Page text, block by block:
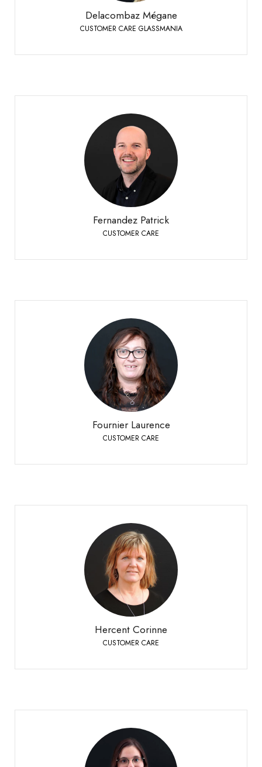
Delacombaz Mégane
CUSTOMER CARE GLASSMANIA
Fernandez Patrick
CUSTOMER CARE
Fernandez Patrick
CUSTOMER CARE
Bioley-Orjulaz
Téléphone:
+41 21 977 20 00
Fournier Laurence
CUSTOMER CARE
Fournier Laurence
CUSTOMER CARE
Sierre
Téléphone:
+41 27 451 25 25
Hercent Corinne
CUSTOMER CARE
Hercent Corinne
CUSTOMER CARE
Bioley-Orjulaz
Téléphone:
+41 21 977 20 00
Montani Laura
CUSTOMER CARE